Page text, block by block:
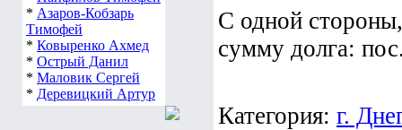
* Азаров-Кобзарь
Тимофей
* Ковыренко Ахмед
* Острый Данил
* Маловик Сергей
* Деревицкий Артур
С одной
сумму долга:
Категория: г.